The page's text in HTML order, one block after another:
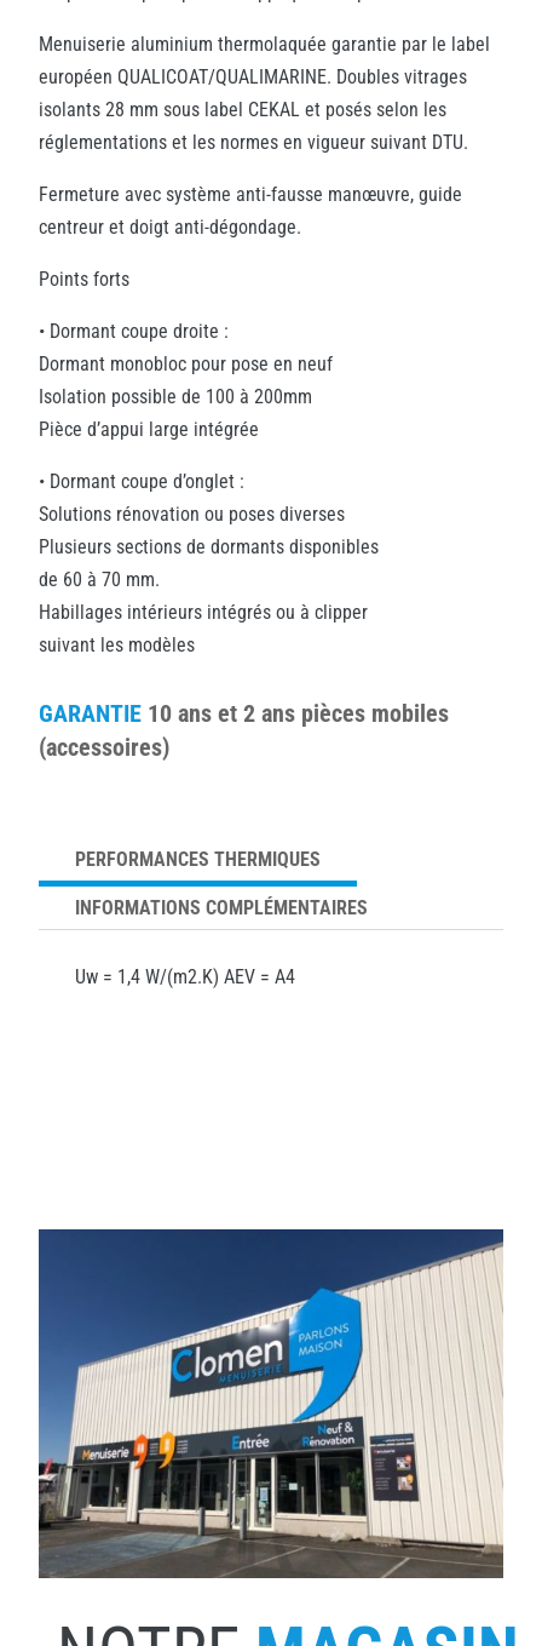
Menuiserie aluminium thermolaquée garantie par le label
européen QUALICOAT/QUALIMARINE. Doubles vitrages
isolants 28 mm sous label CEKAL et posés selon les
réglementations et les normes en vigueur suivant DTU.
Fermeture avec système anti-fausse manœuvre, guide
centreur et doigt anti-dégondage.
Points forts
• Dormant coupe droite :
Dormant monobloc pour pose en neuf
Isolation possible de 100 à 200mm
Pièce d’appui large intégrée
• Dormant coupe d’onglet :
Solutions rénovation ou poses diverses
Plusieurs sections de dormants disponibles
de 60 à 70 mm.
Habillages intérieurs intégrés ou à clipper
suivant les modèles
GARANTIE 10 ans et 2 ans pièces mobiles
(accessoires)
PERFORMANCES THERMIQUES
INFORMATIONS COMPLÉMENTAIRES
Uw = 1,4 W/(m2.K) AEV = A4